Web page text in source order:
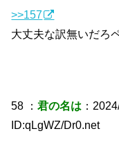
>>157
大丈夫な訳無いだろ
58 ：君の名は ：
ID:qLgWZ/Dr0.net